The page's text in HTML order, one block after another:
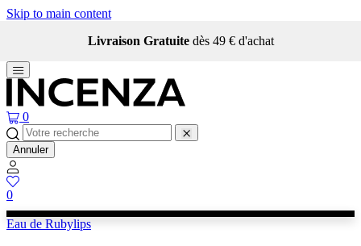
Skip to main content
Livraison Gratuite dès 49 € d'achat
0
Annuler
0
Eau de Rubylips